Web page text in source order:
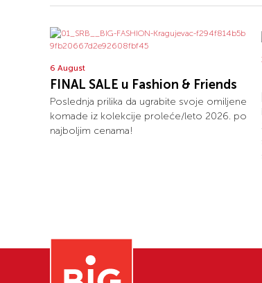
6 August
FINAL SALE u Fashion & Friends
Poslednja prilika da ugrabite svoje omiljene
komade iz kolekcije proleće/leto 2026. po
najboljim cenama!